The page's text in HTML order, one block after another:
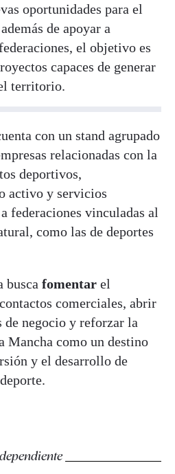
oportunidades para el
de apoyar a
el objetivo es
capaces de generar
territorio.
con un stand agrupado
relacionadas con la
deportivos,
activo y servicios
federaciones vinculadas al
como las de deportes
busca fomentar el
comerciales, abrir
de negocio y reforzar la
Mancha como un destino
y el desarrollo de